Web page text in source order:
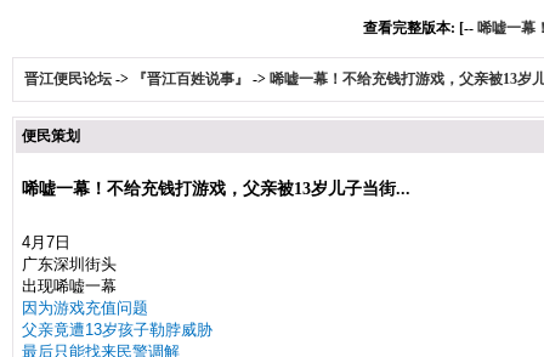
查看完整版本: [-- 唏嘘一幕
晋江便民论坛 -> 『晋江百姓说事』 -> 唏嘘一幕！不给充钱打游戏，父亲被13岁
便民策划
唏嘘一幕！不给充钱打游戏，父亲被13岁儿子当街...
4月7日
广东深圳街头
出现唏嘘一幕
因为游戏充值问题
父亲竟遭13岁孩子勒脖威胁
最后只能找来民警调解